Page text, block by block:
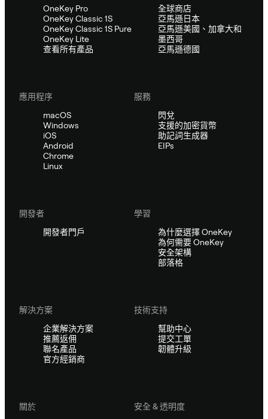
OneKey Pro
OneKey Classic 1S
OneKey Classic 1S Pure
OneKey Lite
查看所有產品
全球商店
亞馬遜日本
亞馬遜美國、加拿大和
墨西哥
亞馬遜德國
應用程序
macOS
Windows
iOS
Android
Chrome
Linux
服務
閃兌
支援的加密貨幣
助記詞生成器
EIPs
開發者
開發者門戶
學習
為什麼選擇 OneKey
為何需要 OneKey
安全架構
部落格
解決方案
企業解決方案
推薦返佣
聯名產品
官方經銷商
技術支持
幫助中心
提交工單
韌體升級
關於
安全 & 透明度